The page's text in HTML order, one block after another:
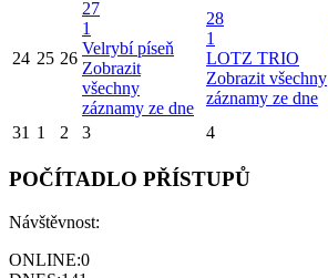
24 25 26
27
1
Velrybí píseň
Zobrazit
všechny
záznamy ze dne
28
1
LOTZ TRIO
Zobrazit všechny
záznamy ze dne
31 1 2 3 4
POČÍTADLO PŘÍSTUPŮ
Návštěvnost:
ONLINE:0